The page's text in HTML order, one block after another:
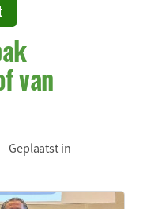
van
Geplaatst in